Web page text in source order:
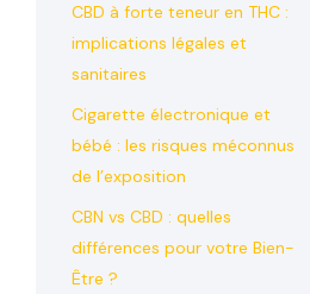
CBD à forte teneur en THC :
implications légales et
sanitaires
Cigarette électronique et
bébé : les risques méconnus
de l’exposition
CBN vs CBD : quelles
différences pour votre Bien-
Être ?